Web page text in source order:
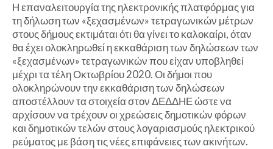
Η επαναλειτουργία της ηλεκτρονικής πλατφόρμας για
τη δήλωση των «ξεχασμένων» τετραγωνικών μέτρων
στους δήμους εκτιμάται ότι θα γίνει το καλοκαίρι, όταν
θα έχει ολοκληρωθεί η εκκαθάριση των δηλώσεων των
«ξεχασμένων» τετραγωνικών που είχαν υποβληθεί
μέχρι τα τέλη Οκτωβρίου 2020. Οι δήμοι που
ολοκληρώνουν την εκκαθάριση των δηλώσεων
αποστέλλουν τα στοιχεία στον ΔΕΔΔΗΕ ώστε να
αρχίσουν να τρέχουν οι χρεώσεις δημοτικών φόρων
και δημοτικών τελών στους λογαριασμούς ηλεκτρικού
ρεύματος με βάση τις νέες επιφάνειες των ακινήτων.